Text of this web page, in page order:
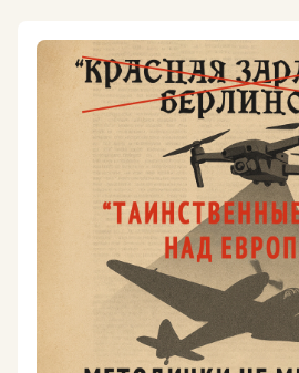
Георгием Камневым
законопроекта, который
статью 133
О нашей инициативе
https://tass.ru/
Суть изменений такова: если
работника меньше МРОТ,
запрещается включать в её
дополнительную работу или
работником в порядке